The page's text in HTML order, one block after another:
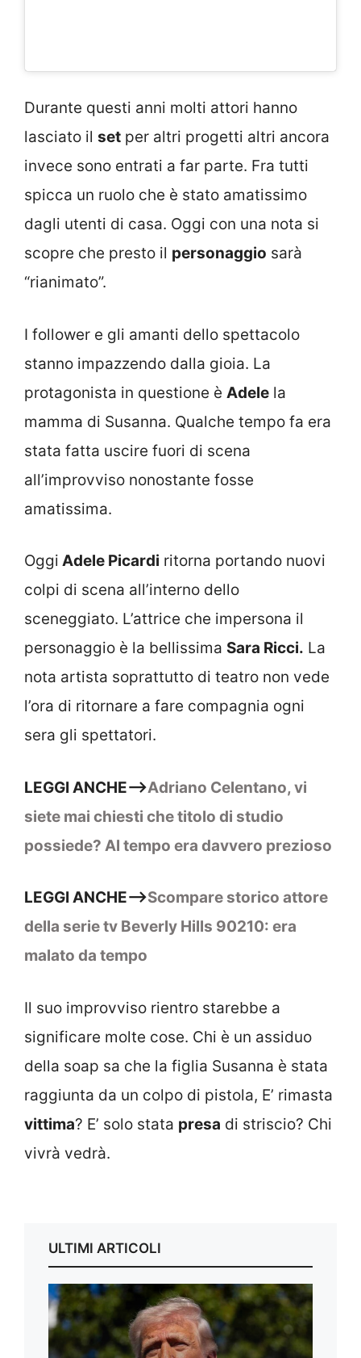
Durante questi anni molti attori hanno
lasciato il set per altri progetti altri ancora
invece sono entrati a far parte. Fra tutti
spicca un ruolo che è stato amatissimo
dagli utenti di casa. Oggi con una nota si
scopre che presto il personaggio sarà
“rianimato”.
I follower e gli amanti dello spettacolo
stanno impazzendo dalla gioia. La
protagonista in questione è Adele la
mamma di Susanna. Qualche tempo fa era
stata fatta uscire fuori di scena
all’improvviso nonostante fosse
amatissima.
Oggi Adele Picardi ritorna portando nuovi
colpi di scena all’interno dello
sceneggiato. L’attrice che impersona il
personaggio è la bellissima Sara Ricci. La
nota artista soprattutto di teatro non vede
l’ora di ritornare a fare compagnia ogni
sera gli spettatori.
LEGGI ANCHE–>Adriano Celentano, vi
siete mai chiesti che titolo di studio
possiede? Al tempo era davvero prezioso
LEGGI ANCHE–>Scompare storico attore
della serie tv Beverly Hills 90210: era
malato da tempo
Il suo improvviso rientro starebbe a
significare molte cose. Chi è un assiduo
della soap sa che la figlia Susanna è stata
raggiunta da un colpo di pistola, E’ rimasta
vittima? E’ solo stata presa di striscio? Chi
vivrà vedrà.
ULTIMI ARTICOLI